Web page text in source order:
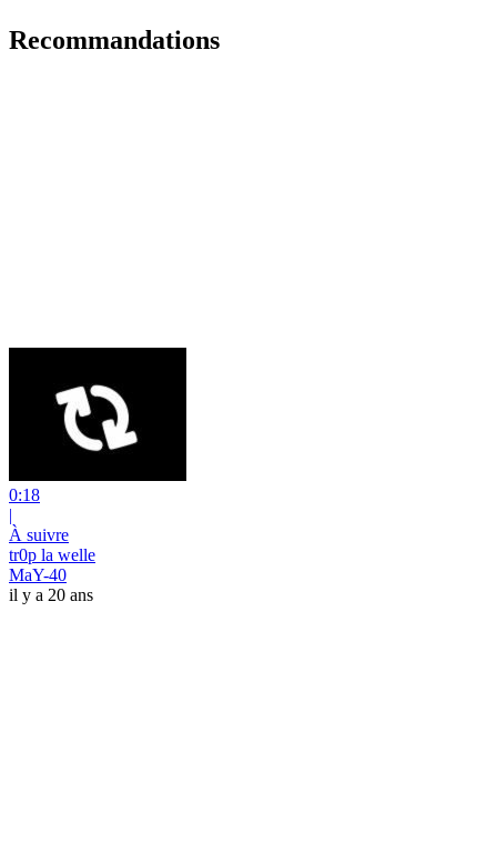
Recommandations
0:18
|
À suivre
tr0p la welle
MaY-40
il y a 20 ans